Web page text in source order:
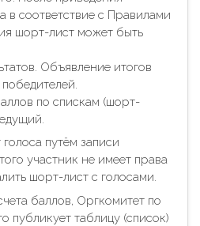
соответствие с Правилами
шорт-лист может быть
Объявление итогов
по спискам (шорт-
путём записи
участник не имеет права
шорт-лист с голосами.
баллов, Оргкомитет по
публикует таблицу (список)